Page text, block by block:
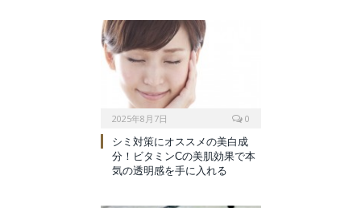
2025年8月7日
0
シミ対策にオススメの美白成
分！ビタミンCの美肌効果で本
気の透明感を手に入れる